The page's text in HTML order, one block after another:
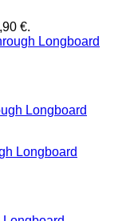
€.
Longboard